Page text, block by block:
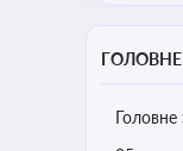
Головне